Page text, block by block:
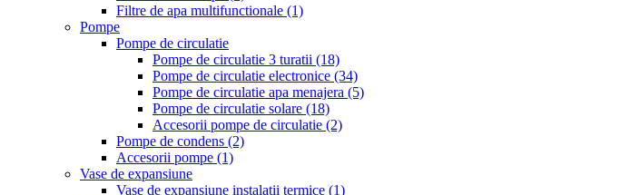
Filtre de apa multifunctionale (1)
Pompe
Pompe de circulatie
Pompe de circulatie 3 turatii (18)
Pompe de circulatie electronice (34)
Pompe de circulatie apa menajera (5)
Pompe de circulatie solare (18)
Accesorii pompe de circulatie (2)
Pompe de condens (2)
Accesorii pompe (1)
Vase de expansiune
Vase de expansiune instalatii termice (1)